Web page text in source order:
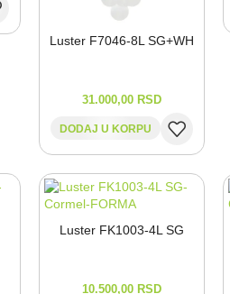
Luster F7046-⁠8L SG+WH
31.000,00 RSD
DODAJ U KORPU
Luster FK1003-⁠4L SG
10.500,00 RSD